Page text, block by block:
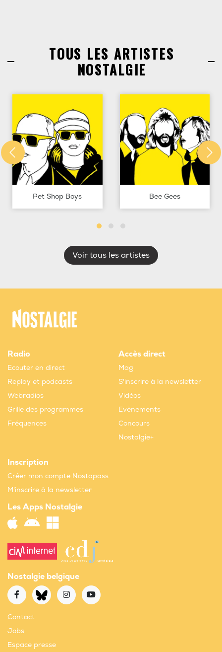
TOUS LES ARTISTES
NOSTALGIE
Pet Shop Boys Bee Gees
Voir tous les artistes
Radio
Ecouter en direct
Replay et podcasts
Webradios
Grille des programmes
Fréquences
Accès direct
Mag
S'inscrire à la newsletter
Vidéos
Evènements
Concours
Nostalgie+
Inscription
Créer mon compte Nostapass
M'inscrire à la newsletter
Les Apps Nostalgie
Nostalgie belgique
Contact
Jobs
Espace presse